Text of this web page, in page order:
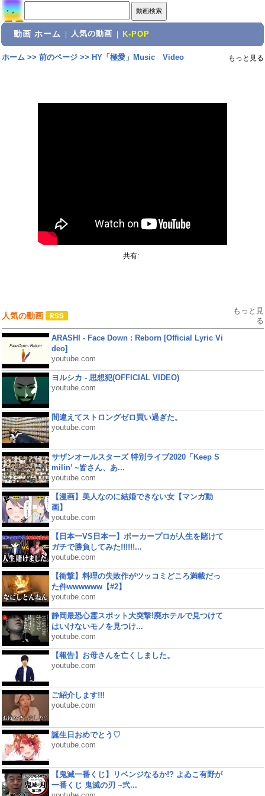
動画 ホーム 人気の動画 K-POP
ホーム>> 前のページ>> HY「極愛」Music Video もっと見る
共有:
人気の動画
もっと見
る
ARASHI - Face Down : Reborn [Official Lyric Vi
deo]
youtube.com
ヨルシカ - 思想犯(OFFICIAL VIDEO)
youtube.com
間違えてストロングゼロ買い過ぎた。
youtube.com
サザンオールスターズ 特別ライブ2020「Keep S
milin’ ~皆さん、あ...
youtube.com
【漫画】美人なのに結婚できない女【マンガ動
画】
youtube.com
【日本一VS日本一】ポーカープロが人生を賭けて
ガチで勝負してみた!!!!!!...
youtube.com
【衝撃】料理の失敗作がツッコミどころ満載だっ
た件wwwwww【#2】
youtube.com
静岡最恐心霊スポット大突撃!廃ホテルで見つけて
はいけないモノを見つけ...
youtube.com
【報告】お母さんを亡くしました。
youtube.com
ご紹介します!!!
youtube.com
誕生日おめでとう♡
youtube.com
【鬼滅一番くじ】リベンジなるか!? よゐこ有野が
一番くじ 鬼滅の刃 ~弐...